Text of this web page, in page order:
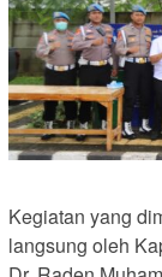
Kegiatan yang
langsung oleh